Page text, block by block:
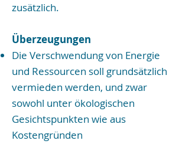
zusätzlich.
Überzeugungen
Die Verschwendung von Energie
und Ressourcen soll grundsätzlich
vermieden werden, und zwar
sowohl unter ökologischen
Gesichtspunkten wie aus
Kostengründen